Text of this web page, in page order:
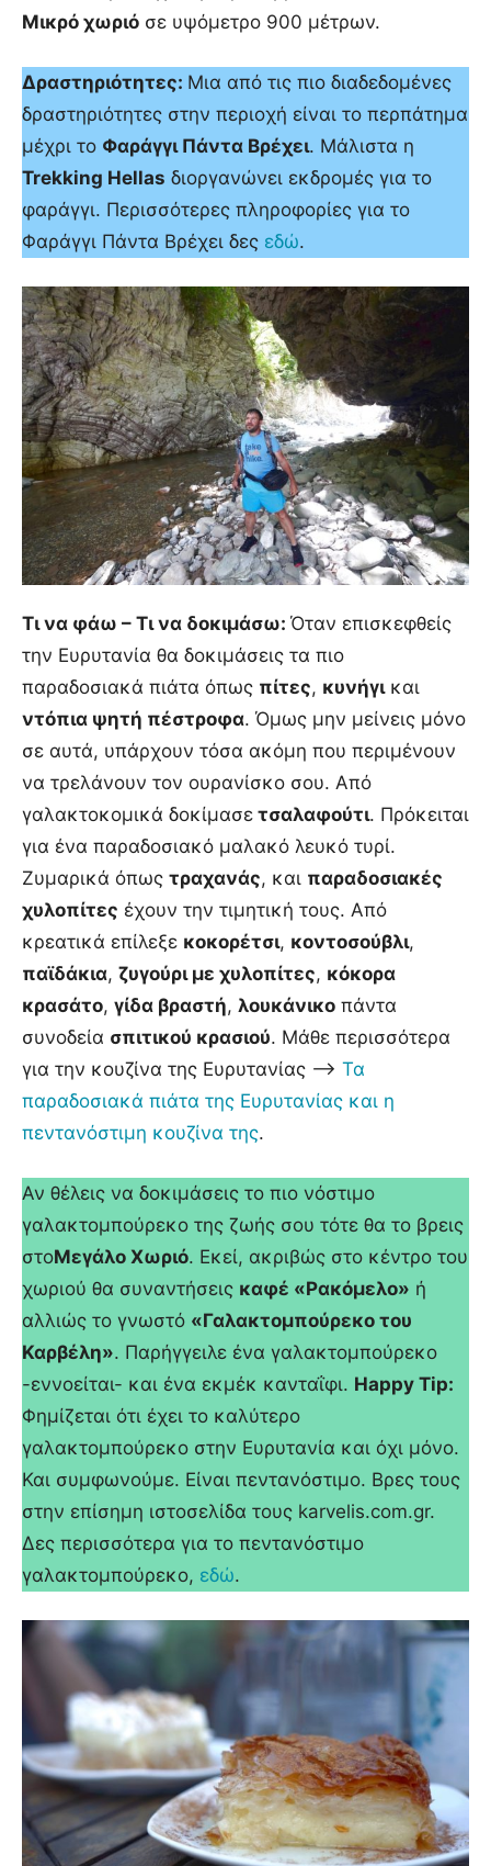
Μικρό χωριό σε υψόμετρο 900 μέτρων.
Δραστηριότητες: Μια από τις πιο διαδεδομένες
δραστηριότητες στην περιοχή είναι το περπάτημα
μέχρι το Φαράγγι Πάντα Βρέχει. Μάλιστα η
Trekking Hellas διοργανώνει εκδρομές για το
φαράγγι. Περισσότερες πληροφορίες για το
Φαράγγι Πάντα Βρέχει δες εδώ.
Τι να φάω – Τι να δοκιμάσω: Όταν επισκεφθείς
την Ευρυτανία θα δοκιμάσεις τα πιο
παραδοσιακά πιάτα όπως πίτες, κυνήγικαι
ντόπια ψητή πέστροφα. Όμως μην μείνεις μόνο
σε αυτά, υπάρχουν τόσα ακόμη που περιμένουν
να τρελάνουν τον ουρανίσκο σου. Από
γαλακτοκομικά δοκίμασε τσαλαφούτι. Πρόκειται
για ένα παραδοσιακό μαλακό λευκό τυρί.
Ζυμαρικά όπως τραχανάς, και παραδοσιακές
χυλοπίτες έχουν την τιμητική τους. Από
κρεατικά επίλεξε κοκορέτσι, κοντοσούβλι,
παϊδάκια, ζυγούρι µε χυλοπίτες, κόκορα
κρασάτο, γίδα βραστή, λουκάνικο πάντα
συνοδεία σπιτικού κρασιού. Μάθε περισσότερα
για την κουζίνα της Ευρυτανίας –> Τα
παραδοσιακά πιάτα της Ευρυτανίας και η
πεντανόστιμη κουζίνα της.
Αν θέλεις να δοκιμάσεις το πιο νόστιμο
γαλακτομπούρεκο της ζωής σου τότε θα το βρεις
στοΜεγάλο Χωριό. Εκεί, ακριβώς στο κέντρο του
χωριού θα συναντήσεις καφέ «Ρακόμελο» ή
αλλιώς το γνωστό «Γαλακτομπούρεκο του
Καρβέλη». Παρήγγειλε ένα γαλακτομπούρεκο
-εννοείται- και ένα εκμέκ κανταΐφι. Happy Tip:
Φημίζεται ότι έχει το καλύτερο
γαλακτομπούρεκο στην Ευρυτανία και όχι μόνο.
Και συμφωνούμε. Είναι πεντανόστιμο. Βρες τους
στην επίσημη ιστοσελίδα τους karvelis.com.gr.
Δες περισσότερα για το πεντανόστιμο
γαλακτομπούρεκο, εδώ.